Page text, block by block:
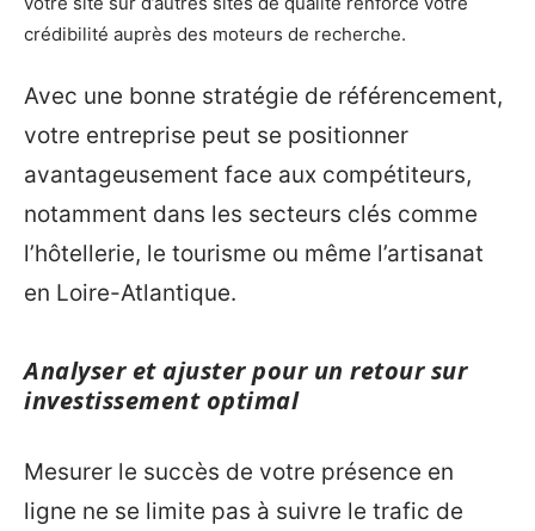
crédibilité auprès des moteurs de recherche.
Avec une bonne stratégie de référencement,
votre entreprise peut se positionner
avantageusement face aux compétiteurs,
notamment dans les secteurs clés comme
l’hôtellerie, le tourisme ou même l’artisanat
en Loire-Atlantique.
Analyser et ajuster pour un retour sur
investissement optimal
Mesurer le succès de votre présence en
ligne ne se limite pas à suivre le trafic de